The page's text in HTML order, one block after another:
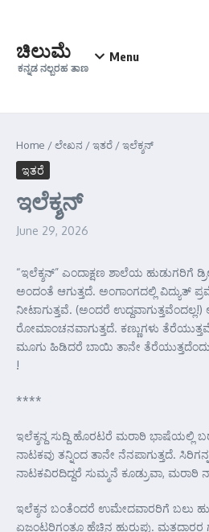
ಚಿಲುಮೆ
ಕನ್ನಡ ನಲ್ಬರಹ ತಾಣ
Menu
Home /ಲೇಖನ /ಇತರೆ /ಇಲೆಕ್ಶನ್
ಇತರೆ
ಇಲೆಕ್ಶನ್
June 29, 2026
“ಇಲೆಕ್ಶನ್” ಎಂದಾಕ್ಷಣ ಶಾಲೆಯ ಹುಡುಗರಿಗೆ
ಅಂದಂತೆ ಆಗುತ್ತದೆ. ಅಂಗಾಂಗದಲ್ಲಿ ವಿದ್ಯುತ್
ನೀಟಾಗುತ್ತವೆ. (ಅಂದರೆ ಉದ್ದವಾಗುತ್ತವೆಂದಲ್ಲ!)
ರೋಮಾಂಚನವಾಗುತ್ತದೆ. ಕಣ್ಣುಗಳು
ಮೂಗು ಹಿಡಿದರೆ ಬಾಯಿ ತಾನೇ
!
****
ಇಲೆಕ್ಶನ್ದ ಸುದ್ದಿ ಹೊರಟರೆ ಮರಾಠಿ ಭಾಷೆಯಲ್ಲಿ
ನಾಟಕವು ತನ್ನಿಂದ ತಾನೇ ನೆನಪಾಗುತ್ತದೆ.
ನಾಟಕವಿರದಿದ್ದರೆ ಸುಮ್ಮನೆ ಕೂಡ್ರುವಾ, ಮರಾಠಿ
ಇಲೆಕ್ಶನ ಬಂತೆಂದರೆ ಉಮೇದವಾರರಿಗೆ ಬಲು
ಏಜಂಟರಿಗಂತೂ ಹೆಚ್ಚಿನ ಹುರುಪು.